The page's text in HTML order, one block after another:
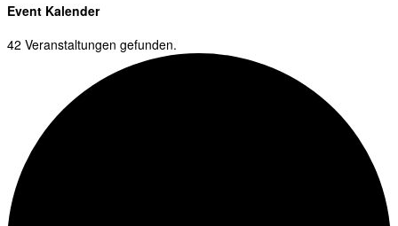
Event Kalender
42 Veranstaltungen gefunden.